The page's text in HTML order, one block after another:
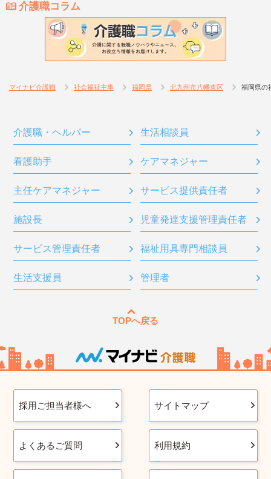
介護職コラム
マイナビ介護職 社会福祉主事 福岡県 北九州市八幡東区 福岡県の
介護職・ヘルパー 生活相談員
看護助手 ケアマネジャー
主任ケアマネジャー サービス提供責任者
施設長 児童発達支援管理責任者
サービス管理責任者 福祉用具専門相談員
生活支援員 管理者
TOPへ戻る
採用ご担当者様へ サイトマップ
よくあるご質問 利用規約